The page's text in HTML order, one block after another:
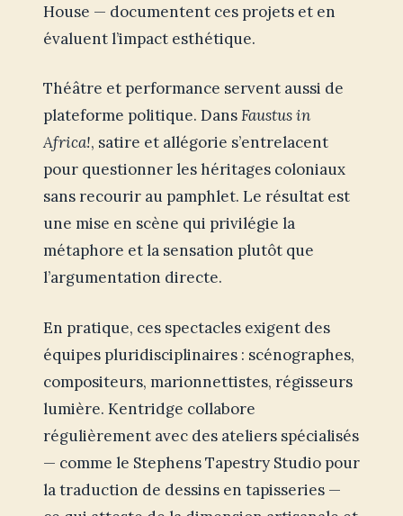
House — documentent ces projets et en
évaluent l’impact esthétique.
Théâtre et performance servent aussi de
plateforme politique. DansFaustus in
Africa!, satire et allégorie s’entrelacent
pour questionner les héritages coloniaux
sans recourir au pamphlet. Le résultat est
une mise en scène qui privilégie la
métaphore et la sensation plutôt que
l’argumentation directe.
En pratique, ces spectacles exigent des
équipes pluridisciplinaires : scénographes,
compositeurs, marionnettistes, régisseurs
lumière. Kentridge collabore
régulièrement avec des ateliers spécialisés
— comme le Stephens Tapestry Studio pour
la traduction de dessins en tapisseries —